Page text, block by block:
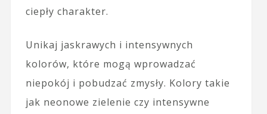
ciepły charakter.
Unikaj jaskrawych i intensywnych
kolorów, które mogą wprowadzać
niepokój i pobudzać zmysły. Kolory takie
jak neonowe zielenie czy intensywne